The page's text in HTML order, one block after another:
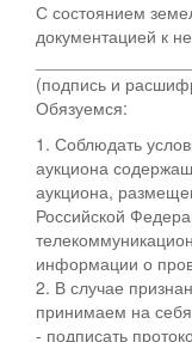
С состоянием
документацией к
(подпись и
Обязуемся:
1. Соблюдать
аукциона
аукциона,
Российской
информации о
2. В случае
принимаем на себя
- подписать